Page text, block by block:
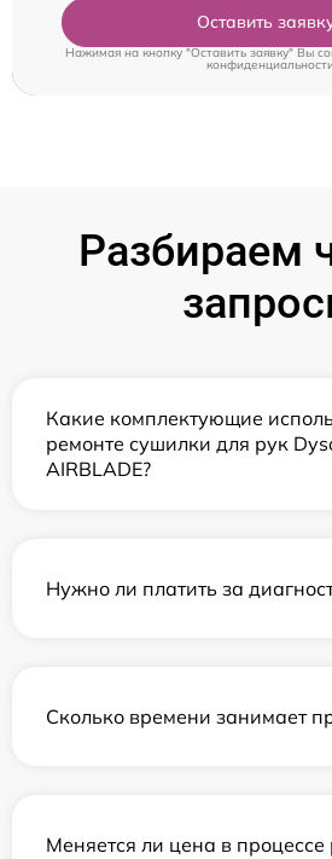
Оставить
Нажимая на кнопку "Оставить заявку" Вы
конфиденциальности
Разбираем
Какие комплектующие
ремонте сушилки для рук
AIRBLADE?
Нужно ли платить за
Сколько времени занимает
Меняется ли цена в процессе